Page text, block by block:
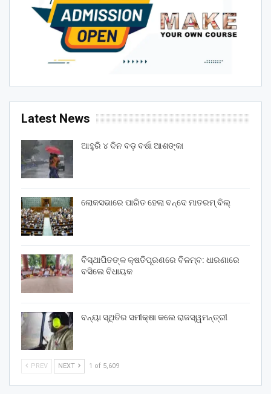
Latest News
ଆହୁରି ୪ ଦିନ ବଡ଼ ବର୍ଷା ଆଶଙ୍କା
ଲୋକସଭାରେ ପାରିତ ହେଲା ବନ୍ଦେ ମାତରମ୍‌ ବିଲ୍‌
ବିସ୍ଥାପିତଙ୍କ କ୍ଷତିପୂରଣରେ ବିଳମ୍ବ: ଧାରଣାରେ
ବସିଲେ ବିଧାୟକ
ବନ୍ୟା ସ୍ଥିତିର ସମୀକ୍ଷା କଲେ ରାଜସ୍ୱମନ୍ତ୍ରୀ
PREV NEXT 1 of 5,609